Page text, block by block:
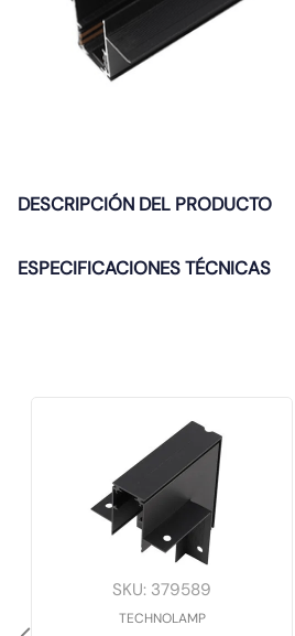
DESCRIPCIÓN DEL PRODUCTO
ESPECIFICACIONES TÉCNICAS
SKU: 379589
TECHNOLAMP